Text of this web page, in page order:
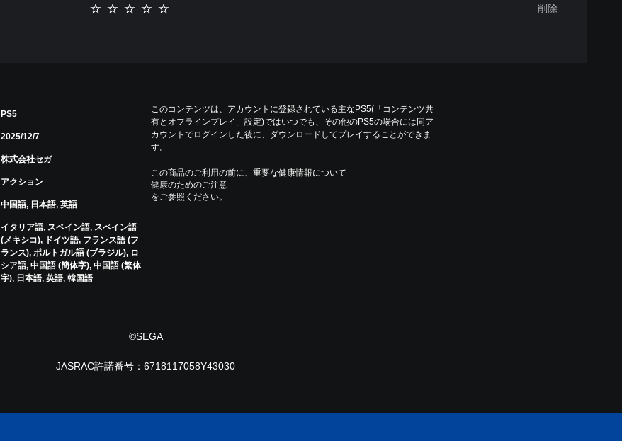
削除
PS5
2025/12/7
株式会社セガ
アクション
中国語, 日本語, 英語
イタリア語, スペイン語, スペイン語
(メキシコ), ドイツ語, フランス語 (フ
ランス), ポルトガル語 (ブラジル), ロ
シア語, 中国語 (簡体字), 中国語 (繁体
字), 日本語, 英語, 韓国語
このコンテンツは、アカウントに登録されている主なPS5(「コンテンツ共
有とオフラインプレイ」設定)ではいつでも、その他のPS5の場合には同ア
カウントでログインした後に、ダウンロードしてプレイすることができま
す。
この商品のご利用の前に、重要な健康情報について
健康のためのご注意
をご参照ください。
©SEGA
JASRAC許諾番号：6718117058Y43030